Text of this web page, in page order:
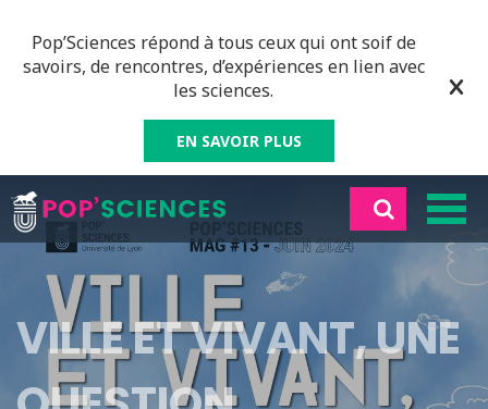
Pop’Sciences répond à tous ceux qui ont soif de
savoirs, de rencontres, d’expériences en lien avec
les sciences.
EN SAVOIR PLUS
VILLE ET VIVANT, UNE